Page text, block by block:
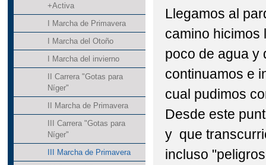
+Activa
I Marcha de Primavera
I Marcha del Otoño
I Marcha del invierno
II Carrera "Gotas para
Níger"
II Marcha de Primavera
III Carrera "Gotas para
Níger"
III Marcha de Primavera
Llegamos al
camino hicimos
poco de agua y
continuamos e
cual pudimos
Desde este
y que
incluso